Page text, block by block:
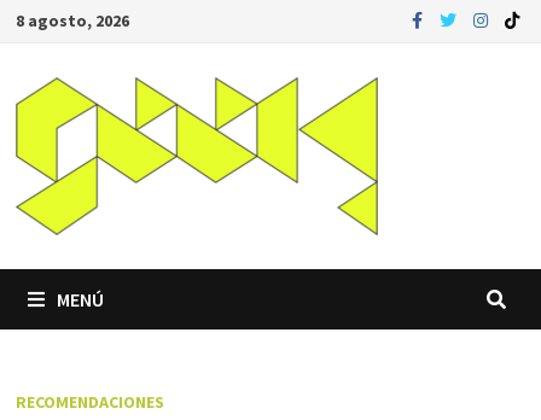
Saltar
contenido
8 agosto, 2026
MENÚ
RECOMENDACIONES